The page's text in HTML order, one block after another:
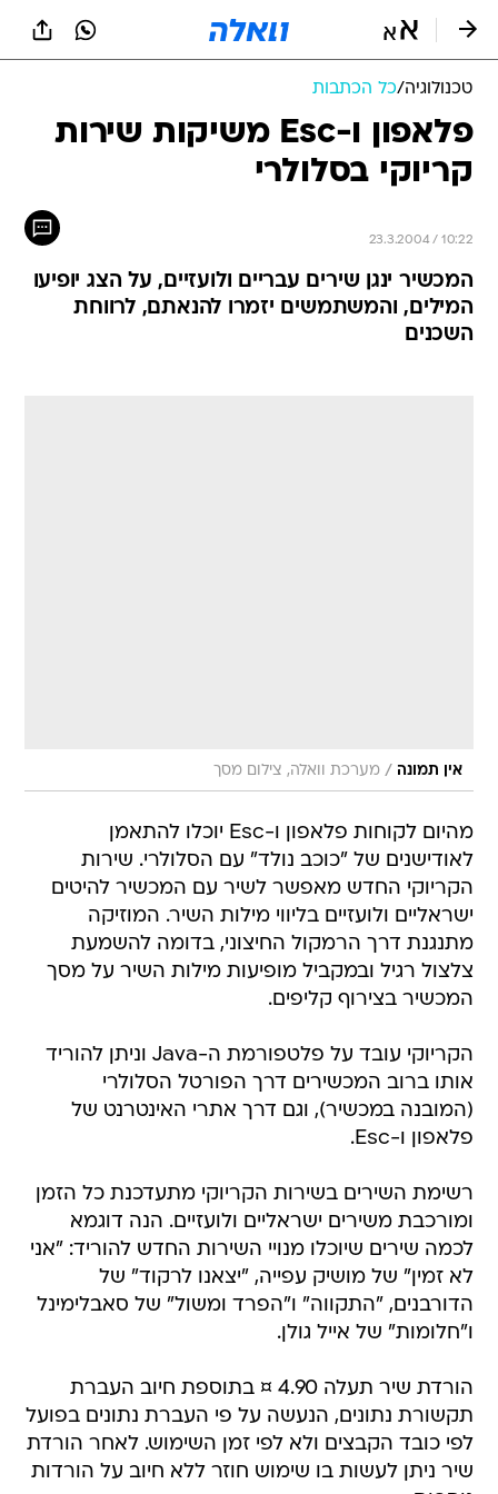
טכנולוגיה/כל הכתבות
פלאפון ו-Esc משיקות שירות
קריוקי בסלולרי
23.3.2004 / 10:22
המכשיר ינגן שירים עבריים ולועזיים, על הצג יופיעו
המילים, והמשתמשים יזמרו להנאתם, לרווחת
השכנים
אין תמונה / מערכת וואלה, צילום מסך
מהיום לקוחות פלאפון ו-Esc יוכלו להתאמן
לאודישנים של "כוכב נולד" עם הסלולרי. שירות
הקריוקי החדש מאפשר לשיר עם המכשיר להיטים
ישראליים ולועזיים בליווי מילות השיר. המוזיקה
מתנגנת דרך הרמקול החיצוני, בדומה להשמעת
צלצול רגיל ובמקביל מופיעות מילות השיר על מסך
המכשיר בצירוף קליפים.
הקריוקי עובד על פלטפורמת ה-Java וניתן להוריד
אותו ברוב המכשירים דרך הפורטל הסלולרי
(המובנה במכשיר), וגם דרך אתרי האינטרנט של
פלאפון ו-Esc.
רשימת השירים בשירות הקריוקי מתעדכנת כל הזמן
ומורכבת משירים ישראליים ולועזיים. הנה דוגמא
לכמה שירים שיוכלו מנויי השירות החדש להוריד: "אני
לא זמין" של מושיק עפייה, "יצאנו לרקוד" של
הדורבנים, "התקווה" ו"הפרד ומשול" של סאבלימינל
ו"חלומות" של אייל גולן.
הורדת שיר תעלה 4.90 ¤ בתוספת חיוב העברת
תקשורת נתונים, הנעשה על פי העברת נתונים בפועל
לפי כובד הקבצים ולא לפי זמן השימוש. לאחר הורדת
שיר ניתן לעשות בו שימוש חוזר ללא חיוב על הורדות